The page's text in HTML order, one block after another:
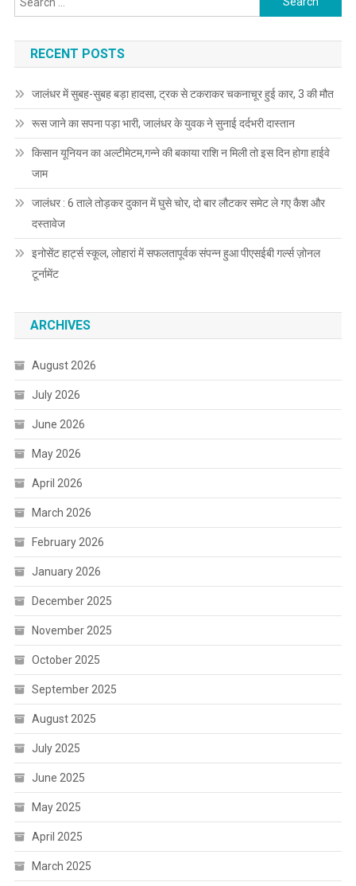
RECENT POSTS
जालंधर में सुबह-सुबह बड़ा हादसा, ट्रक से टकराकर चकनाचूर हुई कार, 3 की मौत
रूस जाने का सपना पड़ा भारी, जालंधर के युवक ने सुनाई दर्दभरी दास्तान
किसान यूनियन का अल्टीमेटम,गन्ने की बकाया राशि न मिली तो इस दिन होगा हाईवे
जाम
जालंधर : 6 ताले तोड़कर दुकान में घुसे चोर, दो बार लौटकर समेट ले गए कैश और
दस्तावेज
इनोसेंट हार्ट्स स्कूल, लोहारां में सफलतापूर्वक संपन्न हुआ पीएसईबी गर्ल्स ज़ोनल
टूर्नामेंट
ARCHIVES
August 2026
July 2026
June 2026
May 2026
April 2026
March 2026
February 2026
January 2026
December 2025
November 2025
October 2025
September 2025
August 2025
July 2025
June 2025
May 2025
April 2025
March 2025